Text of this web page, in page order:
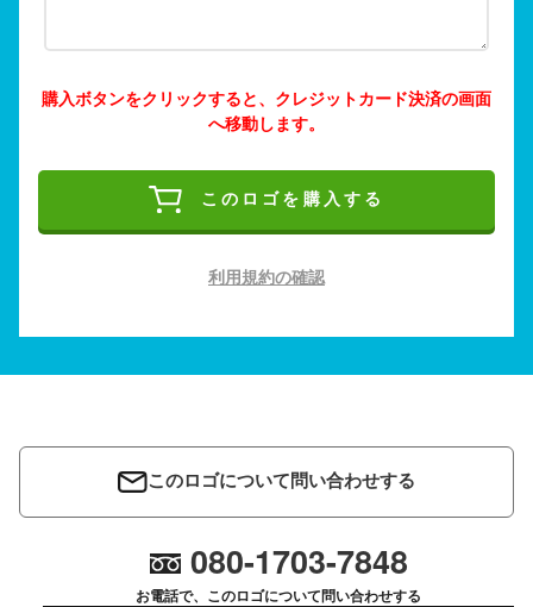
購入ボタンをクリックすると、クレジットカード決済の画面
へ移動します。
このロゴを購入する
利用規約の確認
このロゴについて問い合わせする
080-1703-7848
お電話で、このロゴについて問い合わせする